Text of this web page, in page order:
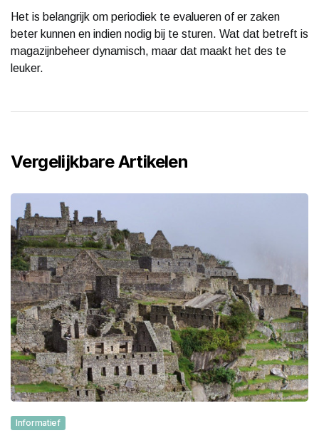
Het is belangrijk om periodiek te evalueren of er zaken
beter kunnen en indien nodig bij te sturen. Wat dat betreft is
magazijnbeheer dynamisch, maar dat maakt het des te
leuker.
Vergelijkbare Artikelen
Informatief